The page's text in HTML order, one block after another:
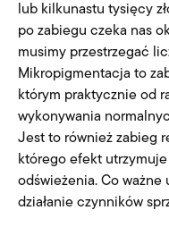
lub kilkunastu tysięcy
po zabiegu czeka nas
musimy przestrzegać
Mikropigmentacja to
którym praktycznie od
wykonywania
Jest to również zabieg
którego efekt
odświeżenia. Co
działanie czynników